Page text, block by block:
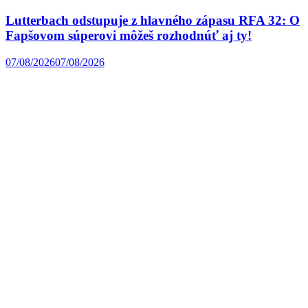
Lutterbach odstupuje z hlavného zápasu RFA 32: O
Fapšovom súperovi môžeš rozhodnúť aj ty!
07/08/202607/08/2026